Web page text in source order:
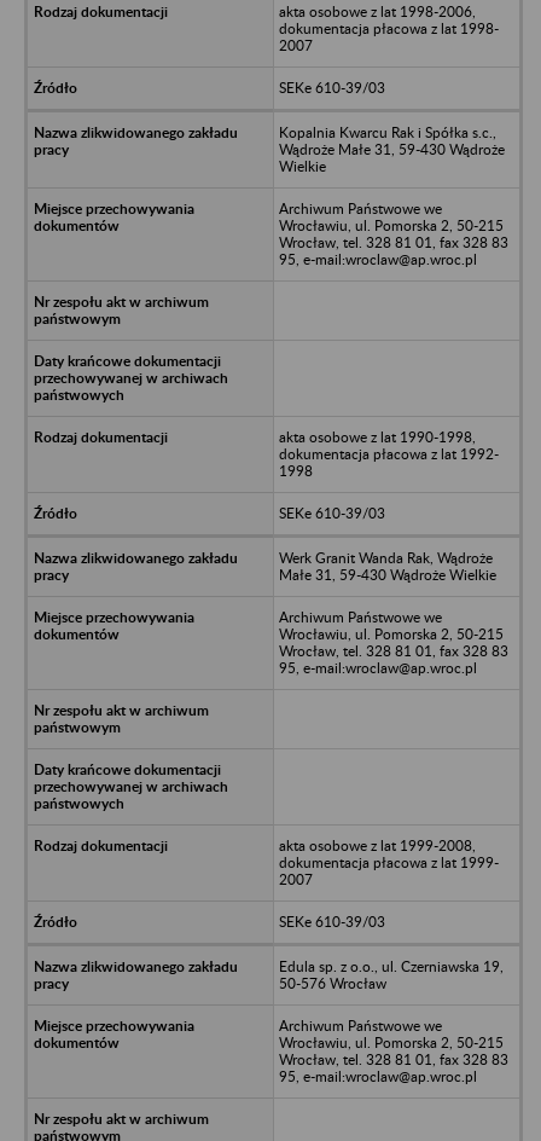
akta osobowe z lat 1998-2006,
dokumentacja płacowa z lat 1998-
2007
SEKe 610-39/03
Kopalnia Kwarcu Rak i Spółka s.c.,
Wądroże Małe 31, 59-430 Wądroże
Wielkie
Archiwum Państwowe we
Wrocławiu, ul. Pomorska 2, 50-215
Wrocław, tel. 328 81 01, fax 328 83
95, e-mail:wroclaw@ap.wroc.pl
akta osobowe z lat 1990-1998,
dokumentacja płacowa z lat 1992-
1998
SEKe 610-39/03
Werk Granit Wanda Rak, Wądroże
Małe 31, 59-430 Wądroże Wielkie
Archiwum Państwowe we
Wrocławiu, ul. Pomorska 2, 50-215
Wrocław, tel. 328 81 01, fax 328 83
95, e-mail:wroclaw@ap.wroc.pl
akta osobowe z lat 1999-2008,
dokumentacja płacowa z lat 1999-
2007
SEKe 610-39/03
Edula sp. z o.o., ul. Czerniawska 19,
50-576 Wrocław
Archiwum Państwowe we
Wrocławiu, ul. Pomorska 2, 50-215
Wrocław, tel. 328 81 01, fax 328 83
95, e-mail:wroclaw@ap.wroc.pl